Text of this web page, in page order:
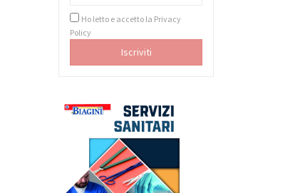
Ho letto e accetto la Privacy
Policy